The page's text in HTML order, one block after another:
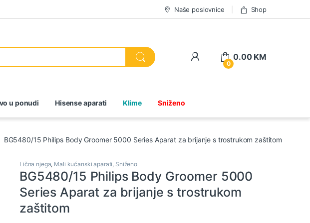
Naše poslovnice Shop
0
0.00 KM
u ponudi Hisense aparati Klime Sniženo
BG5480/15 Philips Body Groomer 5000 Series Aparat za brijanje s trostrukom zaštitom
Lična njega, Mali kućanski aparati, Sniženo
BG5480/15 Philips Body Groomer 5000
Series Aparat za brijanje s trostrukom
zaštitom